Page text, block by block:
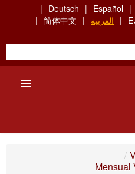
Español
Deutsch
العربية
简体中文
/
Mensual